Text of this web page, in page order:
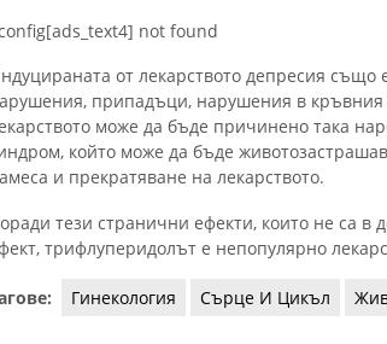
not found
от лекарството депресия също
припадъци, нарушения в кръвния
може да бъде причинено така
който може да бъде
и прекратяване на лекарството.
тези странични ефекти, които не са
трифлуперидолът е непопулярно
Гинекология Сърце И Цикъл